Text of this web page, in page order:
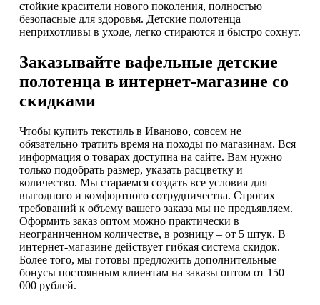
стойкие красители нового поколения, полностью
безопасные для здоровья. Детские полотенца
неприхотливы в уходе, легко стираются и быстро сохнут.
Заказывайте вафельные детские
полотенца в интернет-магазине со
скидками
Чтобы купить текстиль в Иваново, совсем не
обязательно тратить время на походы по магазинам. Вся
информация о товарах доступна на сайте. Вам нужно
только подобрать размер, указать расцветку и
количество. Мы стараемся создать все условия для
выгодного и комфортного сотрудничества. Строгих
требований к объему вашего заказа мы не предъявляем.
Оформить заказ оптом можно практически в
неограниченном количестве, в розницу – от 5 штук. В
интернет-магазине действует гибкая система скидок.
Более того, мы готовы предложить дополнительные
бонусы постоянным клиентам на заказы оптом от 150
000 рублей.